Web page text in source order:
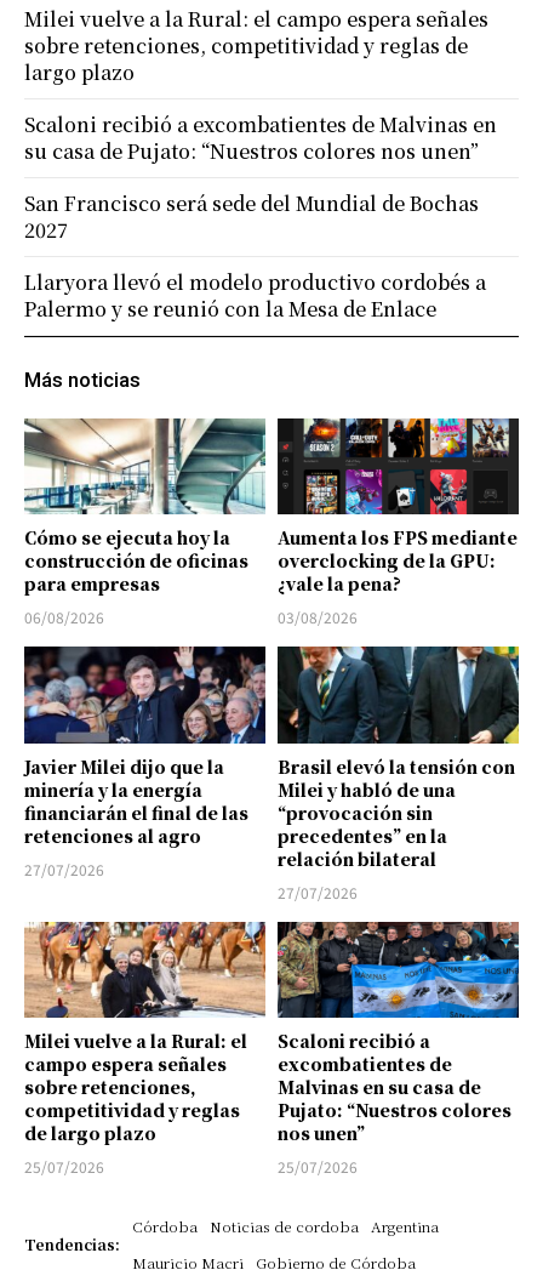
Más noticias
Cómo se ejecuta hoy la
construcción de oficinas
para empresas
06/08/2026
Aumenta los FPS mediante
overclocking de la GPU:
¿vale la pena?
03/08/2026
Javier Milei dijo que la
minería y la energía
financiarán el final de las
retenciones al agro
27/07/2026
Brasil elevó la tensión con
Milei y habló de una
“provocación sin
precedentes” en la
relación bilateral
27/07/2026
Milei vuelve a la Rural: el
campo espera señales
sobre retenciones,
competitividad y reglas
de largo plazo
25/07/2026
Scaloni recibió a
excombatientes de
Malvinas en su casa de
Pujato: “Nuestros colores
nos unen”
25/07/2026
Tendencias:
Córdoba Noticias de cordoba
Argentina
Mauricio Macri
Gobierno de Córdoba
Milei vuelve a la Rural: el campo espera señales
sobre retenciones, competitividad y reglas de
largo plazo
Scaloni recibió a excombatientes de Malvinas en
su casa de Pujato: “Nuestros colores nos unen”
San Francisco será sede del Mundial de Bochas
2027
Llaryora llevó el modelo productivo cordobés a
Palermo y se reunió con la Mesa de Enlace